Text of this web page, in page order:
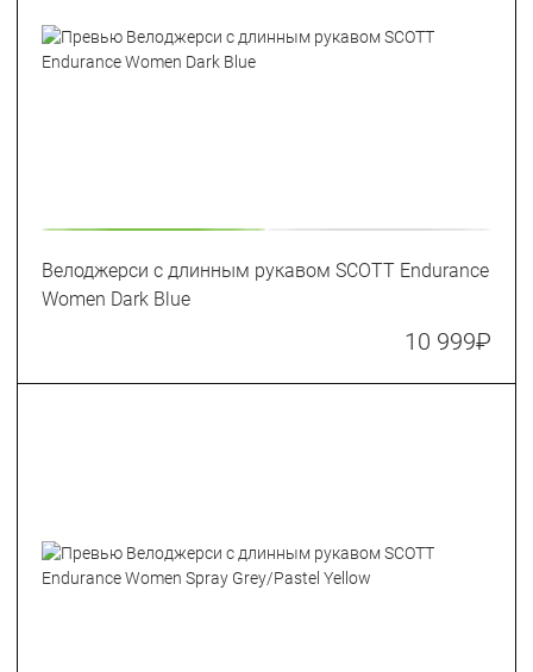
Велоджерси с длинным рукавом SCOTT Endurance
Women Dark Blue
10 999₽